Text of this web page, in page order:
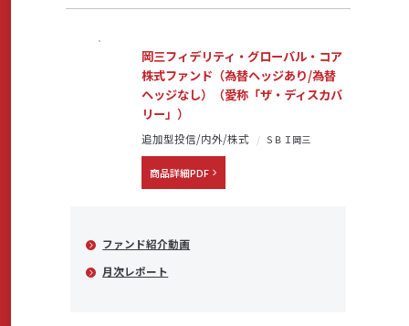
岡三フィデリティ・グローバル・コア
株式ファンド（為替ヘッジあり/為替
ヘッジなし）（愛称「ザ・ディスカバ
リー」）
追加型投信/内外/株式 ＳＢＩ岡三
商品詳細PDF
ファンド紹介動画
月次レポート